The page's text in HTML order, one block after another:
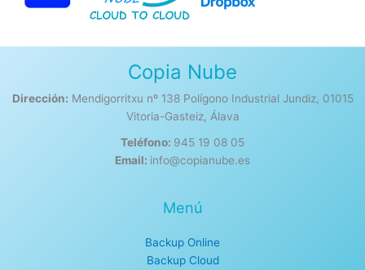
Copia Nube
Dirección: Mendigorritxu nº 138 Polígono Industrial Jundiz, 01015
Vitoria-Gasteiz, Álava
Teléfono: 945 19 08 05
Email: info@copianube.es
Menú
Backup Online
Backup Cloud